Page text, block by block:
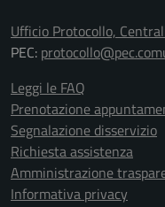
Ufficio Protocollo,
PEC:
Leggi le FAQ
Prenotazione
Segnalazione disservizio
Richiesta assistenza
Amministrazione
Informativa privacy